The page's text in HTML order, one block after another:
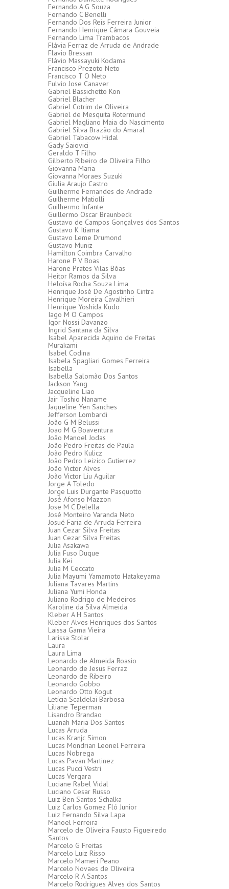
Fernando A G Souza
Fernando C Benelli
Fernando Dos Reis Ferreira Junior
Fernando Henrique Câmara Gouveia
Fernando Lima Trambacos
Flávia Ferraz de Arruda de Andrade
Flavio Bressan
Flávio Massayuki Kodama
Francisco Prezoto Neto
Francisco T O Neto
Fulvio Jose Canaver
Gabriel Bassichetto Kon
Gabriel Blacher
Gabriel Cotrim de Oliveira
Gabriel de Mesquita Rotermund
Gabriel Magliano Maia do Nascimento
Gabriel Silva Brazão do Amaral
Gabriel Tabacow Hidal
Gady Saiovici
Geraldo T Filho
Gilberto Ribeiro de Oliveira Filho
Giovanna Maria
Giovanna Moraes Suzuki
Giulia Araujo Castro
Guilherme Fernandes de Andrade
Guilherme Matiolli
Guilhermo Infante
Guillermo Oscar Braunbeck
Gustavo de Campos Gonçalves dos Santos
Gustavo K Itiama
Gustavo Leme Drumond
Gustavo Muniz
Hamilton Coimbra Carvalho
Harone P V Boas
Harone Prates Vilas Bôas
Heitor Ramos da Silva
Heloísa Rocha Souza Lima
Henrique José De Agostinho Cintra
Henrique Moreira Cavalhieri
Henrique Yoshida Kudo
Iago M O Campos
Igor Nossi Davanzo
Ingrid Santana da Silva
Isabel Aparecida Aquino de Freitas
Murakami
Isabel Codina
Isabela Spagliari Gomes Ferreira
Isabella
Isabella Salomão Dos Santos
Jackson Yang
Jacqueline Liao
Jair Toshio Naname
Jaqueline Yen Sanches
Jefferson Lombardi
João G M Belussi
Joao M G Boaventura
João Manoel Jodas
João Pedro Freitas de Paula
João Pedro Kulicz
João Pedro Leizico Gutierrez
João Victor Alves
João Victor Liu Aguilar
Jorge A Toledo
Jorge Luis Durgante Pasquotto
José Afonso Mazzon
Jose M C Delella
José Monteiro Varanda Neto
Josué Faria de Arruda Ferreira
Juan Cezar Silva Freitas
Juan Cezar Silva Freitas
Julia Asakawa
Julia Fuso Duque
Julia Kei
Julia M Ceccato
Julia Mayumi Yamamoto Hatakeyama
Juliana Tavares Martins
Juliana Yumi Honda
Juliano Rodrigo de Medeiros
Karoline da Silva Almeida
Kleber A H Santos
Kleber Alves Henriques dos Santos
Laissa Gama Vieira
Larissa Stolar
Laura
Laura Lima
Leonardo de Almeida Roasio
Leonardo de Jesus Ferraz
Leonardo de Ribeiro
Leonardo Gobbo
Leonardo Otto Kogut
Letícia Scaldelai Barbosa
Liliane Teperman
Lisandro Brandao
Luanah Maria Dos Santos
Lucas Arruda
Lucas Kranjc Simon
Lucas Mondrian Leonel Ferreira
Lucas Nobrega
Lucas Pavan Martinez
Lucas Pucci Vestri
Lucas Vergara
Luciane Rabel Vidal
Luciano Cesar Russo
Luiz Ben Santos Schalka
Luiz Carlos Gomez Fló Junior
Luiz Fernando Silva Lapa
Manoel Ferreira
Marcelo de Oliveira Fausto Figueiredo
Santos
Marcelo G Freitas
Marcelo Luiz Risso
Marcelo Mameri Peano
Marcelo Novaes de Oliveira
Marcelo R A Santos
Marcelo Rodrigues Alves dos Santos